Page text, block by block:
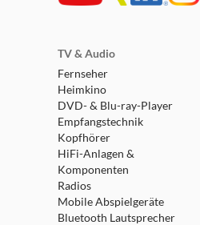
TV & Audio
Fernseher
Heimkino
DVD- & Blu-ray-Player
Empfangstechnik
Kopfhörer
HiFi-Anlagen &
Komponenten
Radios
Mobile Abspielgeräte
Bluetooth Lautsprecher